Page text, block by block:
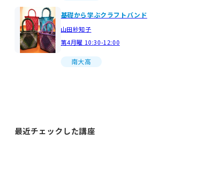
基礎から学ぶクラフトバンド
山田紗知子
第4月曜 10:30-12:00
南大高
最近チェックした講座